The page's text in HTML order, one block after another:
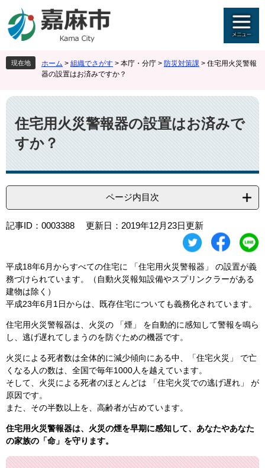
ジ
先
頭
。
ュ
を
飛
て
本
文
へ
現在地 ホーム > 組織でさがす > 本庁・分庁 > 防災対策課 > 住宅用火災警報
器の設置はお済みですか？
本
文
住宅用火災警報器の設置はお済みで
すか？
ページ内目次
記事ID：0003388 更新日：2019年12月23日更新
平成18年6月からすべての住宅に 「住宅用火災警報器」 の設置が義
務づけられています。（自動火災報知設備やスプリンクラーがある
建物は除く）
平成23年6月1日からは、既存住宅についても義務化されています。
住宅用火災警報器は、火災の 「煙」 を自動的に感知して警報を鳴ら
し、逃げ遅れてしまうのを防ぐための機器です。
火災による死者数は全体的に減少傾向にある中、「住宅火災」 で亡
くなる人の数は、全国で毎年1000人を越えています。
そして、火災による死者のほとんどは 「住宅火災での逃げ遅れ」 が
原因です。
また、その半数以上を、高齢者が占めています。
住宅用火災警報器は、火災の煙を早期に感知して、あなたやあなた
の家族の「命」を守ります。